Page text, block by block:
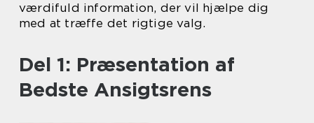
værdifuld information, der vil hjælpe dig
med at træffe det rigtige valg.
Del 1: Præsentation af
Bedste Ansigtsrens